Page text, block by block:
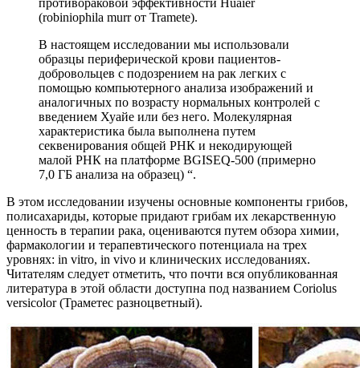
(robiniophila murr от Tramete).
В настоящем исследовании мы использовали
образцы периферической крови пациентов-
добровольцев с подозрением на рак легких с
помощью компьютерного анализа изображений и
аналогичных по возрасту нормальных контролей с
введением Хуайе или без него. Молекулярная
характеристика была выполнена путем
секвенирования общей РНК и некодирующей
малой РНК на платформе BGISEQ-500 (примерно
7,0 ГБ анализа на образец) “.
В этом исследовании изучены основные компоненты грибов,
полисахариды, которые придают грибам их лекарственную
ценность в терапии рака, оцениваются путем обзора химии,
фармакологии и терапевтического потенциала на трех
уровнях: in vitro, in vivo и клинических исследованиях.
Читателям следует отметить, что почти вся опубликованная
литература в этой области доступна под названием Coriolus
versicolor (Траметес разноцветный).